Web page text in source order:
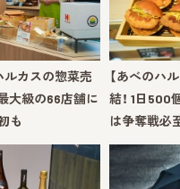
ルカスの惣菜売
大級の66店舗に
も
【あべのハ
結！ 1日500
は争奪戦必